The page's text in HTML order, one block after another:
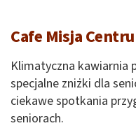
Cafe Misja
Klimatyczna kawiarnia
specjalne zniżki dla
ciekawe spotkania
seniorach.